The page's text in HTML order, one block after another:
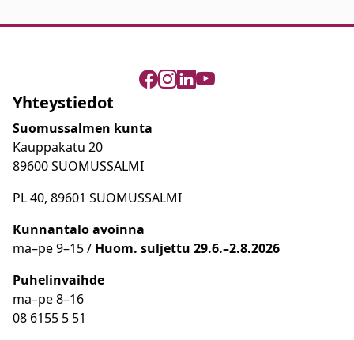
Yhteystiedot
Suomussalmen kunta
Kauppakatu 20
89600 SUOMUSSALMI
PL 40, 89601 SUOMUSSALMI
Kunnantalo avoinna
ma–pe 9–15 / Huom. suljettu 29.6.–2.8.2026
Puhelinvaihde
ma–pe 8–16
08 6155 5 51